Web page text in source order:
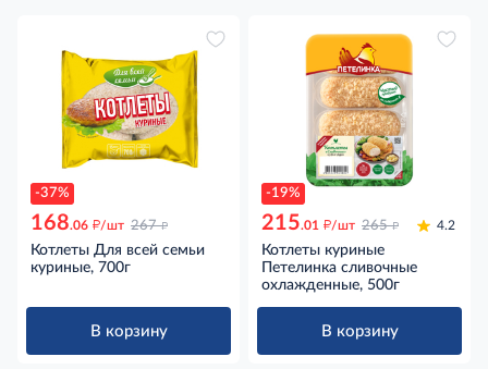
-37%
168.06 д/шт 267 д
Котлеты Для всей семьи
куриные, 700г
В корзину
-19%
215.01 д/шт 265 д 4.2
Котлеты куриные
Петелинка сливочные
охлажденные, 500г
В корзину